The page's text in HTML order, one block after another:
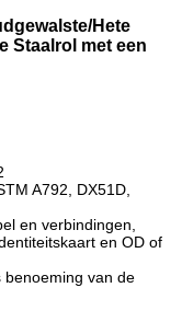
Hete
Staalrol met een
A792, DX51D,
en verbindingen,
en OD of
benoeming van de